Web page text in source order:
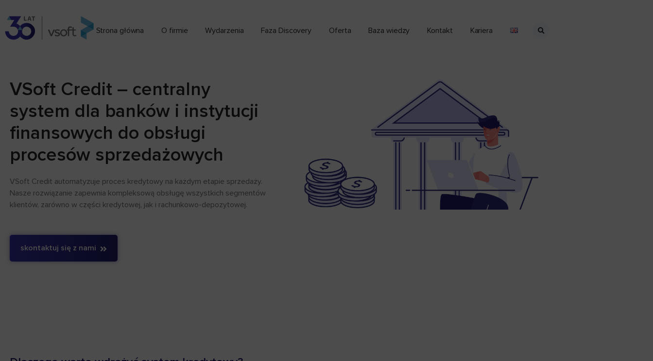
Strona główna O firmie Wydarzenia Faza Discovery Oferta Baza wiedzy Kontakt Kariera
VSoft Credit – centralny
system dla banków i instytucji
finansowych do obsługi
procesów sprzedażowych
VSoft Credit automatyzuje proces kredytowy na każdym etapie sprzedaży.
Nasze rozwiązanie zapewnia kompleksową obsługę wszystkich segmentów
klientów, zarówno w części kredytowej, jak i rachunkowo-depozytowej.
skontaktuj się z nami